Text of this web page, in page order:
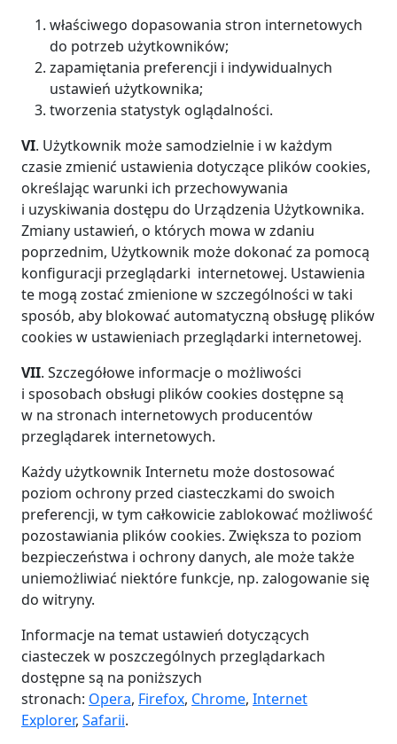
właściwego dopasowania stron internetowych
do potrzeb użytkowników;
zapamiętania preferencji i indywidualnych
ustawień użytkownika;
tworzenia statystyk oglądalności.
VI. Użytkownik może samodzielnie i w każdym
czasie zmienić ustawienia dotyczące plików cookies,
określając warunki ich przechowywania
i uzyskiwania dostępu do Urządzenia Użytkownika.
Zmiany ustawień, o których mowa w zdaniu
poprzednim, Użytkownik może dokonać za pomocą
konfiguracji przeglądarki internetowej. Ustawienia
te mogą zostać zmienione w szczególności w taki
sposób, aby blokować automatyczną obsługę plików
cookies w ustawieniach przeglądarki internetowej.
VII. Szczegółowe informacje o możliwości
i sposobach obsługi plików cookies dostępne są
w na stronach internetowych producentów
przeglądarek internetowych.
Każdy użytkownik Internetu może dostosować
poziom ochrony przed ciasteczkami do swoich
preferencji, w tym całkowicie zablokować możliwość
pozostawiania plików cookies. Zwiększa to poziom
bezpieczeństwa i ochrony danych, ale może także
uniemożliwiać niektóre funkcje, np. zalogowanie się
do witryny.
Informacje na temat ustawień dotyczących
ciasteczek w poszczególnych przeglądarkach
dostępne są na poniższych
stronach: Opera, Firefox, Chrome, Internet
Explorer, Safarii.